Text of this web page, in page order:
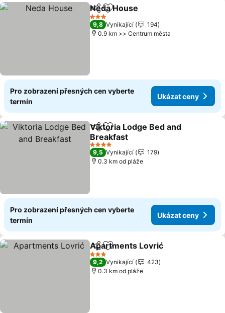
SdíletPřidat na seznam oblíbených
Neda House
3 Počet hvězdiček
9,8 Vynikající
194
0.9 km >> Centrum města
Pro zobrazení přesných cen vyberte
termín
Ukázat ceny
SdíletPřidat na seznam oblíbených
Viktoria Lodge Bed and
Breakfast
4 Počet hvězdiček
9,5 Vynikající
179
0.3 km od pláže
Pro zobrazení přesných cen vyberte
termín
Ukázat ceny
SdíletPřidat na seznam oblíbených
Apartments Lovrić
3 Počet hvězdiček
9,2 Vynikající
423
0.3 km od pláže